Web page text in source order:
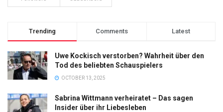
Trending Comments Latest
Uwe Kockisch verstorben? Wahrheit über den
Tod des beliebten Schauspielers
OCTOBER 13, 2025
Sabrina Wittmann verheiratet – Das sagen
Insider über ihr Liebesleben